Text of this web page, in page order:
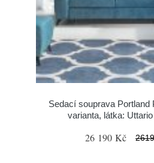
Sedací souprava Portland
varianta, látka:
26 190 Kč